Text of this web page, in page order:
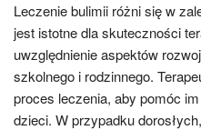
Leczenie bulimii różni się w
jest istotne dla skuteczności
uwzględnienie aspektów
szkolnego i rodzinnego.
proces leczenia, aby pomóc
dzieci. W przypadku